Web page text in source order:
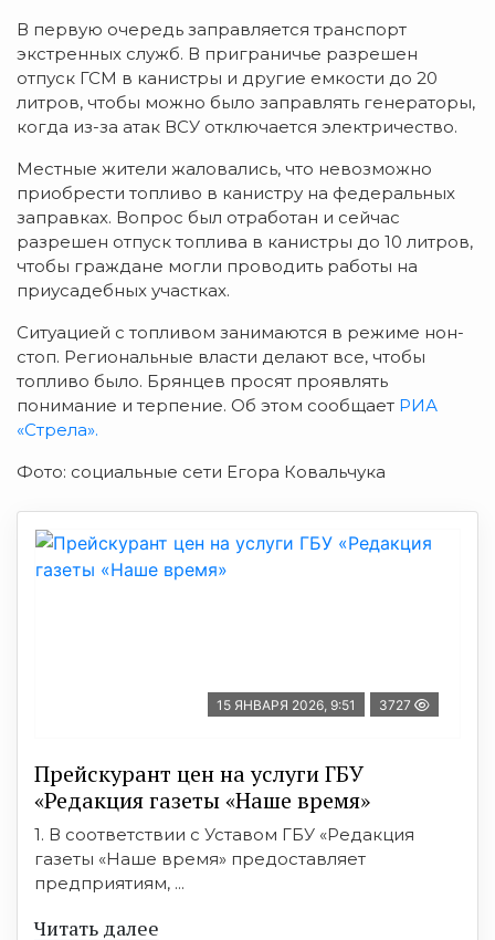
В первую очередь заправляется транспорт
экстренных служб. В приграничье разрешен
отпуск ГСМ в канистры и другие емкости до 20
литров, чтобы можно было заправлять генераторы,
когда из-за атак ВСУ отключается электричество.
Местные жители жаловались, что невозможно
приобрести топливо в канистру на федеральных
заправках. Вопрос был отработан и сейчас
разрешен отпуск топлива в канистры до 10 литров,
чтобы граждане могли проводить работы на
приусадебных участках.
Ситуацией с топливом занимаются в режиме нон-
стоп. Региональные власти делают все, чтобы
топливо было. Брянцев просят проявлять
понимание и терпение. Об этом сообщает РИА
«Стрела».
Фото: социальные сети Егора Ковальчука
15 ЯНВАРЯ 2026, 9:51 3727
Прейскурант цен на услуги ГБУ
«Редакция газеты «Наше время»
1. В соответствии с Уставом ГБУ «Редакция
газеты «Наше время» предоставляет
предприятиям, ...
Читать далее